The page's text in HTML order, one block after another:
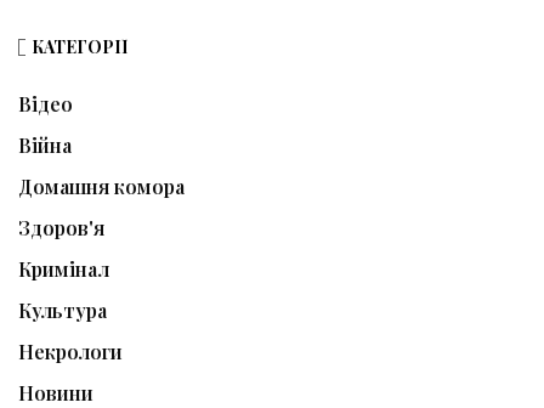
КАТЕГОРІЇ
Відео
Війна
Домашня комора
Здоров'я
Кримінал
Культура
Некрологи
Новини